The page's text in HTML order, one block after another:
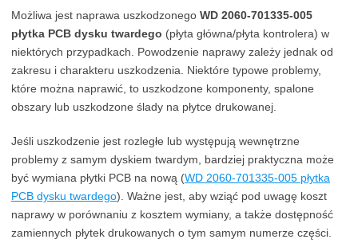
Możliwa jest naprawa uszkodzonego WD 2060-701335-005
płytka PCB dysku twardego (płyta główna/płyta kontrolera) w
niektórych przypadkach. Powodzenie naprawy zależy jednak od
zakresu i charakteru uszkodzenia. Niektóre typowe problemy,
które można naprawić, to uszkodzone komponenty, spalone
obszary lub uszkodzone ślady na płytce drukowanej.
Jeśli uszkodzenie jest rozległe lub występują wewnętrzne
problemy z samym dyskiem twardym, bardziej praktyczna może
być wymiana płytki PCB na nową (WD 2060-701335-005 płytka
PCB dysku twardego). Ważne jest, aby wziąć pod uwagę koszt
naprawy w porównaniu z kosztem wymiany, a także dostępność
zamiennych płytek drukowanych o tym samym numerze części.